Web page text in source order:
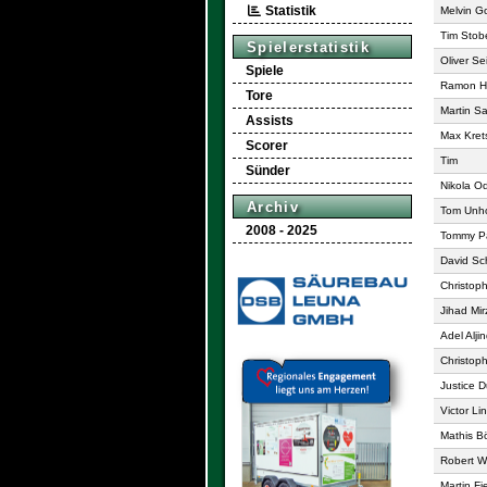
Statistik
Spielerstatistik
Spiele
Tore
Assists
Scorer
Sünder
Archiv
2008 - 2025
Melvin
Tim
Oliver
Ramon
Martin
Max
Tim
Nikola
Tom
Tommy
David
Jihad
Adel
Justice
Victor
Mathis
Robert